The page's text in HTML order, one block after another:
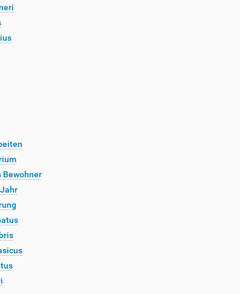
Bewohner